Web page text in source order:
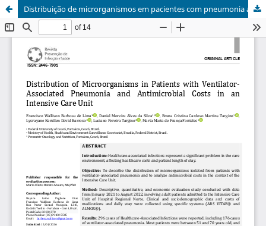
Distribuição de microrganismos em pacientes com pneumonia associada à ventilação mecânica e custos com antimicrobianos em Unidade de Terapia Intensiva